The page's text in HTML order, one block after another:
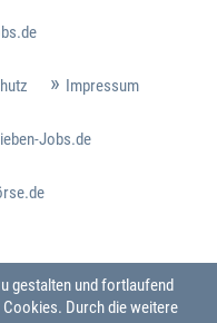
Impressum
Jobs.de
gestalten und fortlaufend
Durch die weitere